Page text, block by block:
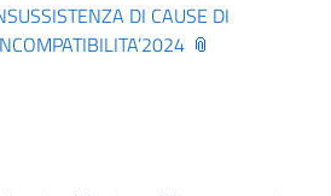
DI CAUSE DI